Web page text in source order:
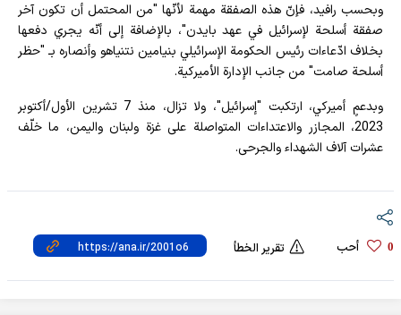
وبحسب رافيد، فإنّ هذه الصفقة مهمة لأنّها "من المحتمل أن تكون آخر
صفقة أسلحة لإسرائيل في عهد بايدن"، بالإضافة إلى أنّه يجري دفعها
بخلاف ادّعاءات رئيس الحكومة الإسرائيلي بنيامين نتنياهو وأنصاره بـ "حظر
أسلحة صامت" من جانب الإدارة الأميركية.
وبدعمٍ أميركي، ارتكبت "إسرائيل"، ولا تزال، منذ 7 تشرين الأول/أكتوبر
2023، المجازر والاعتداءات المتواصلة على غزة ولبنان واليمن، ما خلّف
عشرات آلاف الشهداء والجرحى.
0 أحب تقرير الخطأ